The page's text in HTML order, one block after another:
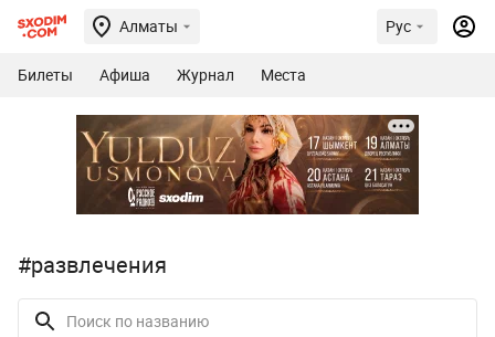
Алматы Рус
Билеты Афиша Журнал Места
#развлечения